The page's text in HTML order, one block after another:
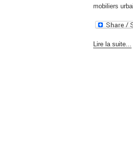
mobiliers
Lire la suite...